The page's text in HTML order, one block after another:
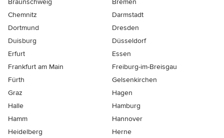
Chemnitz
Darmstadt
Dortmund
Dresden
Duisburg
Düsseldorf
Erfurt
Essen
Frankfurt am Main
Freiburg-im-Breisgau
Fürth
Gelsenkirchen
Graz
Hagen
Halle
Hamburg
Hamm
Hannover
Heidelberg
Herne